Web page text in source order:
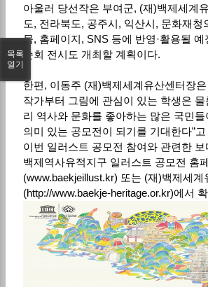
아울러 당선작은 부여군, (재)백제세계
도, 전라북도, 공주시, 익산시, 문화재청
물, 홈페이지, SNS 등에 반영·활용될
순회 전시도 개최할 계획이다.
한편, 이동주 (재)백제세계유산센터장은
작가부터 그림에 관심이 있는 학생은
리 역사와 문화를 좋아하는 많은 국민
의미 있는 공모전이 되기를 기대한다”
이번 일러스트 공모전 참여와 관련한
백제역사유적지구 일러스트 공모전 홈
(www.baekjeillust.kr) 또는 (재)백제세계
(http://www.baekje-heritage.or.kr)에서
목록
열기